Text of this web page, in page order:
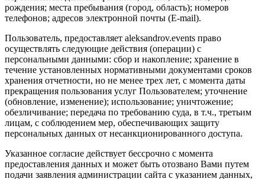
рождения; места пребывания (город, область); номеров
телефонов; адресов электронной почты (E-mail).
Пользователь, предоставляет aleksandrov.events право
осуществлять следующие действия (операции) с
персональными данными: сбор и накопление; хранение в
течение установленных нормативными документами сроков
хранения отчетности, но не менее трех лет, с момента даты
прекращения пользования услуг Пользователем; уточнение
(обновление, изменение); использование; уничтожение;
обезличивание; передача по требованию суда, в т.ч., третьим
лицам, с соблюдением мер, обеспечивающих защиту
персональных данных от несанкционированного доступа.
Указанное согласие действует бессрочно с момента
предоставления данных и может быть отозвано Вами путем
подачи заявления администрации сайта с указанием данных,